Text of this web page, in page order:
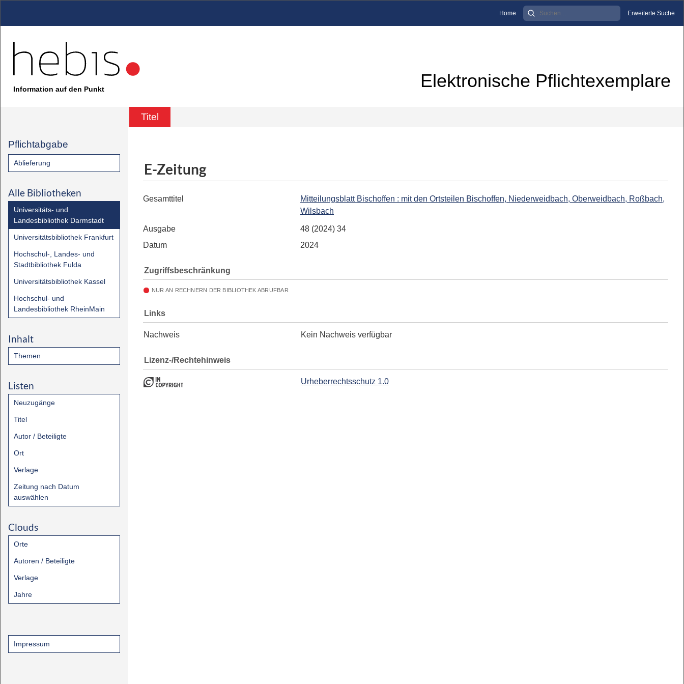
Home Erweiterte Suche
Information auf den Punkt Elektronische Pflichtexemplare
Titel
Pflichtabgabe
Ablieferung
Alle Bibliotheken
Universitäts- und
Landesbibliothek Darmstadt
Universitätsbibliothek Frankfurt
Hochschul-, Landes- und
Stadtbibliothek Fulda
Universitätsbibliothek Kassel
Hochschul- und
Landesbibliothek RheinMain
Inhalt
Themen
Listen
Neuzugänge
Titel
Autor / Beteiligte
Ort
Verlage
Zeitung nach Datum
auswählen
Clouds
Orte
Autoren / Beteiligte
Verlage
Jahre
Impressum
E-Zeitung
Gesamttitel
Mitteilungsblatt Bischoffen : mit den Ortsteilen Bischoffen, Niederweidbach, Oberweidbach, Roßbach,
Wilsbach
Ausgabe
48 (2024) 34
Datum
2024
Zugriffsbeschränkung
NUR AN RECHNERN DER BIBLIOTHEK ABRUFBAR
Links
Nachweis Kein Nachweis verfügbar
Lizenz-/Rechtehinweis
Urheberrechtsschutz 1.0